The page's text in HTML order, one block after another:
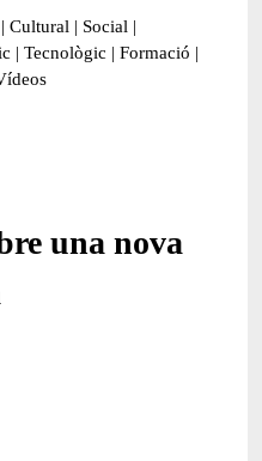
| Cultural | Social |
| Tecnològic | Formació |
una nova